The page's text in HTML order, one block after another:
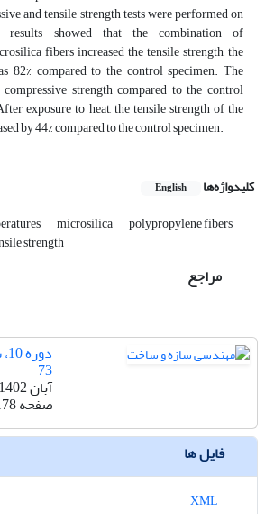
and tensile strength tests were performed on
results showed that the combination of
fibers increased the tensile strength, the
82% compared to the control specimen. The
strength compared to the control
exposure to heat, the tensile strength of the
by 44% compared to the control specimen.
کلیدواژه‌ها English
microsilica polypropylene fibers
strength
مراجع
73
آبان 1402
صفحه
فایل ها